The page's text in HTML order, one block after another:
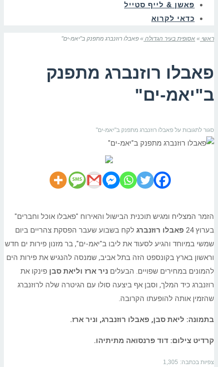
פאשן & לייף סטייל
כדאי לקרוא
ראשי » אסופית בעיר הגדולה » פאבלו רוזנברג מתפנק ב"יאמ-ים"
פאבלו רוזנברג מתפנק
ב"יאמ-ים"
סגור לתגובות על פאבלו רוזנברג מתפנק ב"יאמ-ים"
הזמר המצליח ומגיש תוכנית הבישול והאירוח "פאבלו אוכל וחברים"
בערוץ 24
פאבלו רוזנברג לקח בשבוע שעבר הפסקת צהריים ביום
שמשי במיוחד והגיע לסעוד את ליבו ב"יאמ-ים", בר מזנון פירות ים חדש
וראשון בארץ בקונספט הזה בתל אביב, שמנסה להנגיש את פירות הים
להמונים במחירים שפויים. הבעלים ניר ארז וליאת סבן פינקו את
רוזנברג כיד המלך, וסבן אף ביצעה סולו עם הגיטרה שלה לרוזנברג
שהזמין אותה להופעתו הקרובה.
בתמונה: ליאת סבן, פאבלו רוזנברג, וניר ארז.
קרדיט צילום: דוד פרנסואה מתיתיהו.
צפיות בכתבה: 1,305